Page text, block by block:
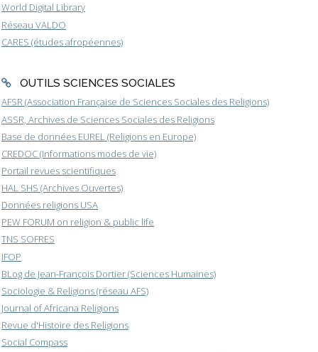
World Digital Library
Réseau VALDO
CARES (études afropéennes)
OUTILS SCIENCES SOCIALES
AFSR (Association Française de Sciences Sociales des Religions)
ASSR, Archives de Sciences Sociales des Religions
Base de données EUREL (Religions en Europe)
CREDOC (Informations modes de vie)
Portail revues scientifiques
HAL SHS (Archives Ouvertes)
Données religions USA
PEW FORUM on religion & public life
TNS SOFRES
IFOP
BLog de Jean-François Dortier (Sciences Humaines)
Sociologie & Religions (réseau AFS)
Journal of Africana Religions
Revue d'Histoire des Religions
Social Compass